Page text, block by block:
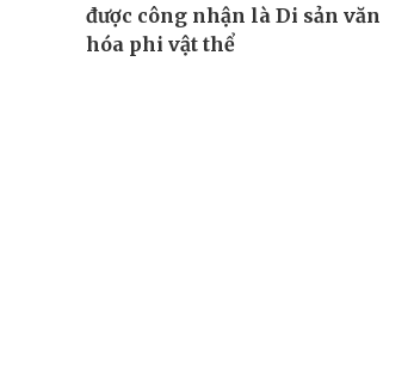
được công nhận là Di sản văn
hóa phi vật thể